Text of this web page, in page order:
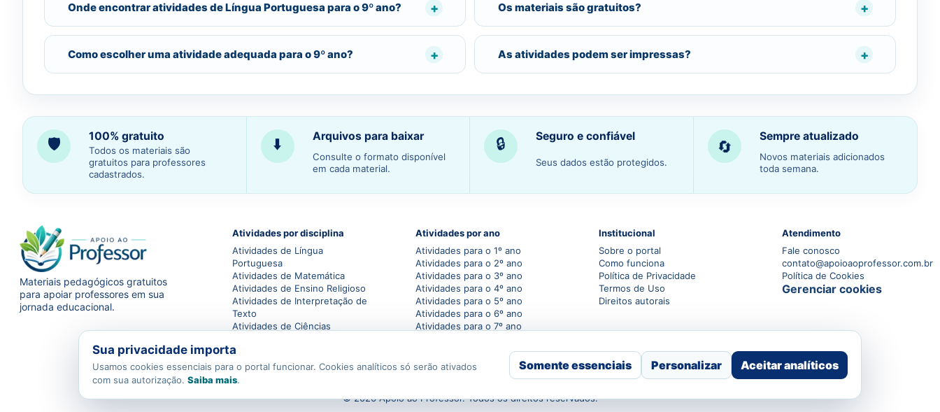
Onde encontrar atividades de Língua Portuguesa para o 9º ano? Os materiais são gratuitos?
Como escolher uma atividade adequada para o 9º ano? As atividades podem ser impressas?
🛡️ 100% gratuito
Todos os materiais são
gratuitos para professores
cadastrados.
⬇️ Arquivos para baixar
Consulte o formato disponível
em cada material.
🔒 Seguro e confiável
Seus dados estão protegidos.
🔄
Sempre atualizado
Novos materiais adicionados
toda semana.
Materiais pedagógicos gratuitos
para apoiar professores em sua
jornada educacional.
Atividades por disciplina
Atividades de Língua
Portuguesa
Atividades de Matemática
Atividades de Ensino Religioso
Atividades de Interpretação de
Texto
Atividades de Ciências
Atividades de História
Atividades de Educação Digital
Atividades por ano
Atividades para o 1º ano
Atividades para o 2º ano
Atividades para o 3º ano
Atividades para o 4º ano
Atividades para o 5º ano
Atividades para o 6º ano
Atividades para o 7º ano
Atividades para o 9º ano
Atividades para o 1º ano do
Institucional
Sobre o portal
Como funciona
Política de Privacidade
Termos de Uso
Direitos autorais
Atendimento
Fale conosco
contato@apoioaoprofessor.com.br
Política de Cookies
Gerenciar cookies
© 2026 Apoio ao Professor. Todos os direitos reservados.
Sua privacidade importa
Usamos cookies essenciais para o portal funcionar. Cookies analíticos só serão ativados
com sua autorização. Saiba mais.
Somente essenciais Personalizar Aceitar analíticos